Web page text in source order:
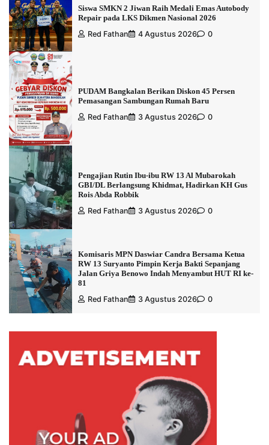
Siswa SMKN 2 Jiwan Raih Medali Emas Autobody
Repair pada LKS Dikmen Nasional 2026
Red Fathan
4 Agustus 2026 0
PUDAM Bangkalan Berikan Diskon 45 Persen
Pemasangan Sambungan Rumah Baru
Red Fathan
3 Agustus 2026 0
Pengajian Rutin Ibu-ibu RW 13 Al Mubarokah
GBI/DL Berlangsung Khidmat, Hadirkan KH Gus
Rois Abda Robbik
Red Fathan
3 Agustus 2026 0
Komisaris MPN Daswiar Candra Bersama Ketua
RW 13 Suryanto Pimpin Kerja Bakti Sepanjang
Jalan Griya Benowo Indah Menyambut HUT RI ke-
81
Red Fathan
3 Agustus 2026 0